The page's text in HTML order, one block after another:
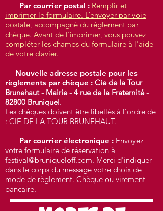
Par courrier postal : Remplir et
imprimer le formulaire. L’envoyer par voie
postale, accompagné du règlement par
chèque.​ Avant de l'imprimer, vous pouvez
compléter les champs du formulaire à l'aide
de votre clavier.
Nouvelle adresse postale pour les
règlements par chèque : Cie de la Tour
Brunehaut - Mairie - 4 rue de la Fraternité -
82800 Bruniquel.
Les chèques doivent être libellés à l’ordre de
: CIE DE LA TOUR BRUNEHAUT.
Par courrier électronique : Envoyez
votre formulaire de réservation à
festival@bruniqueloff.com. Merci d'indiquer
dans le corps du message votre choix de
mode de règlement. Chèque ou virement
bancaire.